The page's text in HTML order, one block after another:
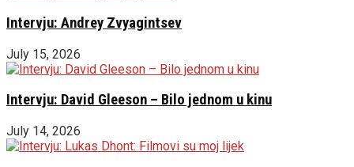
Intervju: Andrey Zvyagintsev
July 15, 2026
Intervju: David Gleeson – Bilo jednom u kinu
July 14, 2026